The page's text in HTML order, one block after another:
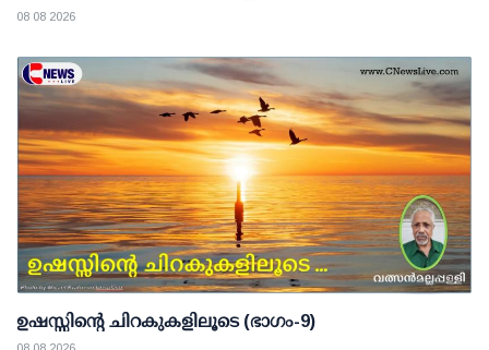
08 08 2026
ഉഷസ്സിന്റെ ചിറകുകളിലൂടെ (ഭാഗം-9)